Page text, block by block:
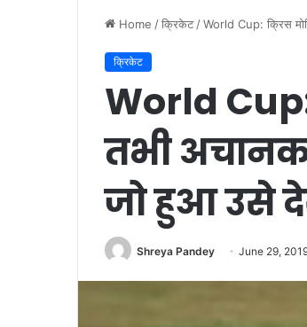
Home /क्रिकेट /World Cup: क्रिस
क्रिकेट
World
तभी
जो हुआ उसे
Shreya Pandey June 29,